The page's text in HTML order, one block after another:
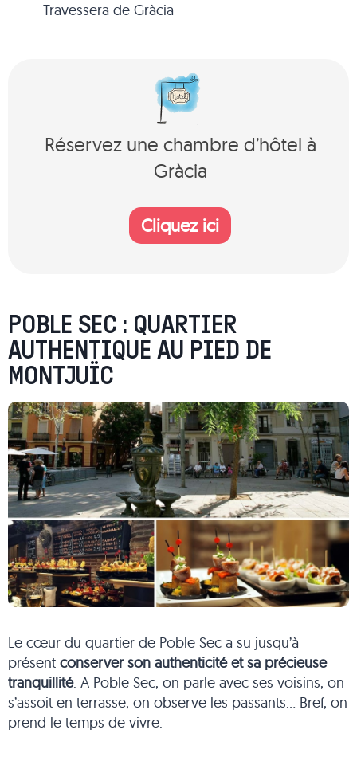
Travessera de Gràcia
Réservez une chambre d’hôtel à
Gràcia
Cliquez ici
POBLE SEC : QUARTIER
AUTHENTIQUE AU PIED DE
MONTJUÏC
Le cœur du quartier de Poble Sec a su jusqu’à
présent conserver son authenticité et sa précieuse
tranquillité. A Poble Sec, on parle avec ses voisins, on
s’assoit en terrasse, on observe les passants… Bref, on
prend le temps de vivre.